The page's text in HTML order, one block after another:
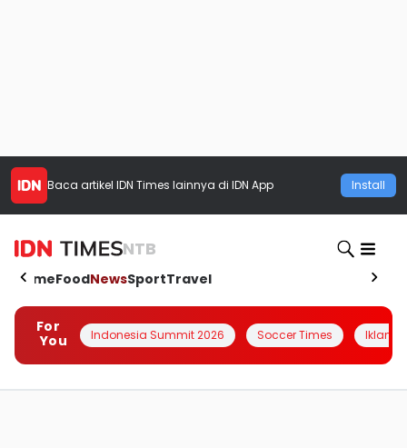
Baca artikel IDN Times lainnya di IDN App Install
NTB
HomeFoodNewsSportTravel
For
You
Indonesia Summit 2026 Soccer Times Iklanin